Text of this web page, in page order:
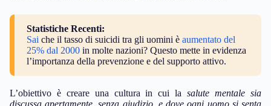
Statistiche Recenti:
Sai che il tasso di suicidi tra gli uomini è aumentato del
25% dal 2000 in molte nazioni? Questo mette in evidenza
l’importanza della prevenzione e del supporto attivo.
L’obiettivo è creare una cultura in cui la salute mentale sia
discussa apertamente, senza giudizio, e dove ogni uomo si senta